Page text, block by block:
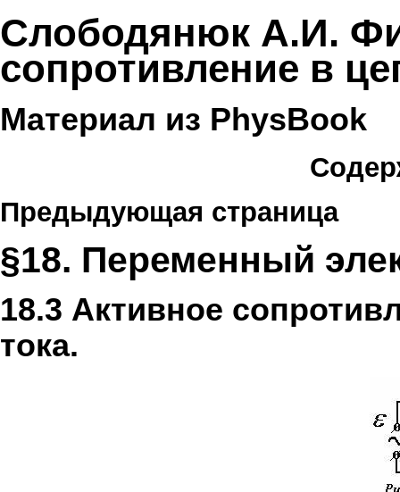
Слободянюк А.И.
сопротивление в
Материал из PhysBook
Предыдующая страница
§18. Переменный
18.3 Активное
тока.